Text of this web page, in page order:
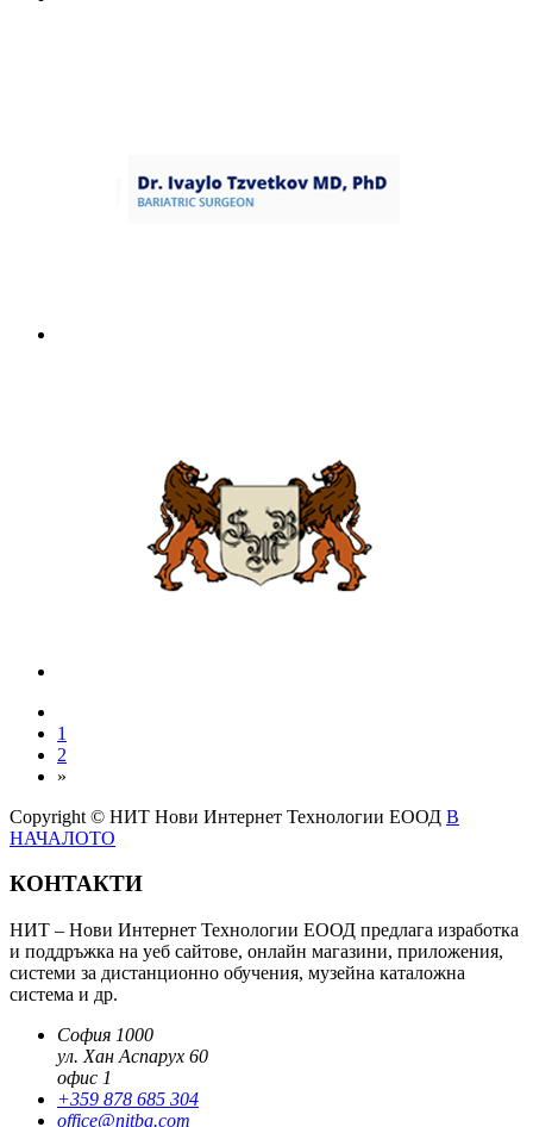
1
2
»
Copyright © НИТ Нови Интернет Технологии ЕООД В
НАЧАЛОТО
КОНТАКТИ
НИТ – Нови Интернет Технологии ЕООД предлага изработка
и поддръжка на уеб сайтове, онлайн магазини, приложения,
системи за дистанционно обучения, музейна каталожна
система и др.
София 1000
ул. Хан Аспарух 60
офис 1
+359 878 685 304
office@nitbg.com